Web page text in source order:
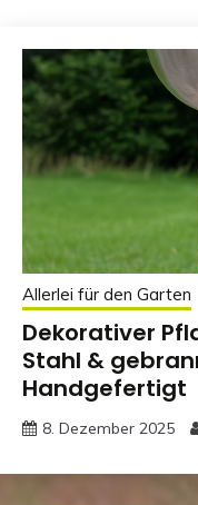
Allerlei für den Garten
Dekorativer
Stahl &
Handgefertigt
8. Dezember 2025